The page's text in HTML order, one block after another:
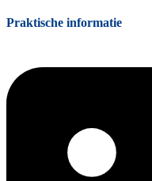
Praktische informatie